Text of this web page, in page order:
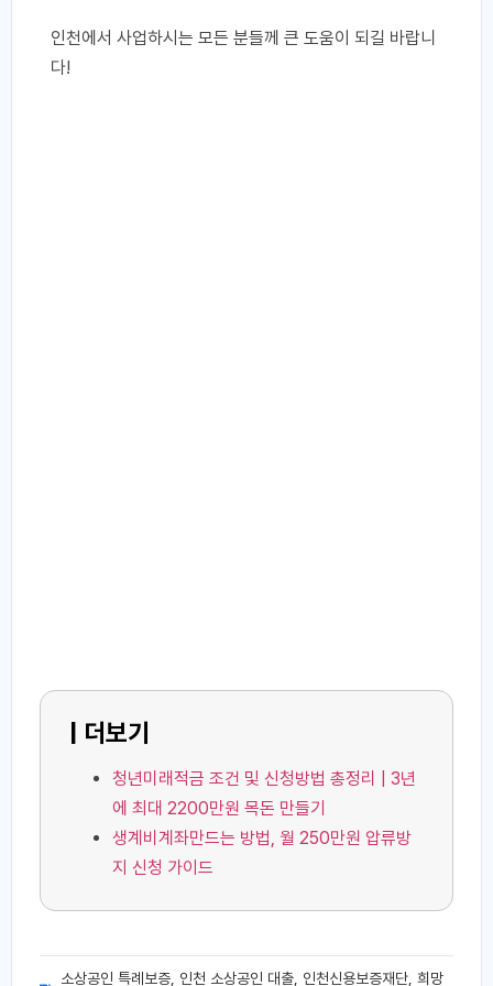
인천에서 사업하시는 모든 분들께 큰 도움이 되길 바랍니
다!
| 더보기
청년미래적금 조건 및 신청방법 총정리 | 3년
에 최대 2200만원 목돈 만들기
생계비계좌만드는 방법, 월 250만원 압류방
지 신청 가이드
소상공인 특례보증, 인천 소상공인 대출, 인천신용보증재단, 희망